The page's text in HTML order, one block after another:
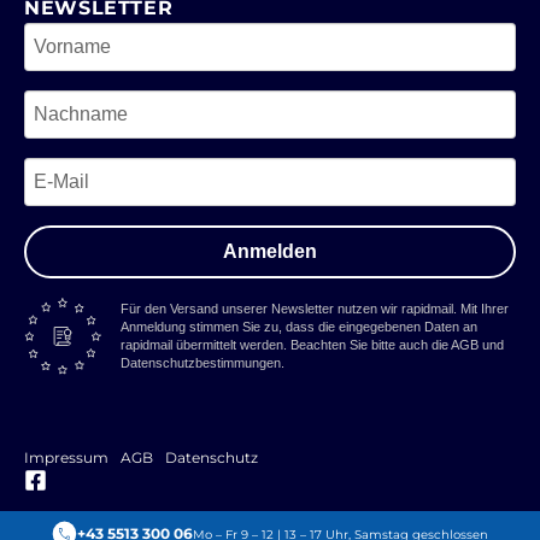
NEWSLETTER
Anmelden
Für den Versand unserer Newsletter nutzen wir rapidmail. Mit Ihrer
Anmeldung stimmen Sie zu, dass die eingegebenen Daten an
rapidmail übermittelt werden. Beachten Sie bitte auch die AGB und
Datenschutzbestimmungen.
Impressum AGB Datenschutz
+43 5513 300 06Mo – Fr 9 – 12 | 13 – 17 Uhr, Samstag geschlossen